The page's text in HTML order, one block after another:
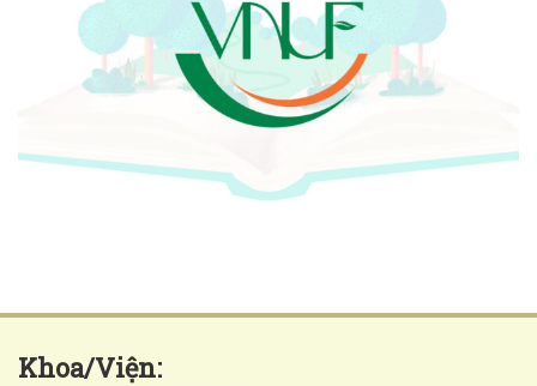
Khoa/Viện: